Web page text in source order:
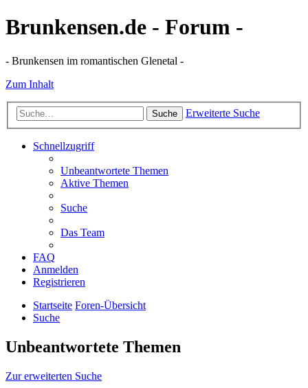
Brunkensen.de - Forum -
- Brunkensen im romantischen Glenetal -
Zum Inhalt
Suche Erweiterte Suche
Schnellzugriff
Unbeantwortete Themen
Aktive Themen
Suche
Das Team
FAQ
Anmelden
Registrieren
Startseite Foren-Übersicht
Suche
Unbeantwortete Themen
Zur erweiterten Suche